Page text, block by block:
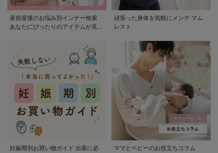
産前産後のお悩み別インナー検索
あなたにぴったりのアイテムが見つ
頑張った身体を気軽にメンテ マム
レスト
妊娠期別お買い物ガイド 出産に必
ママとベビーのお役立ちコラム